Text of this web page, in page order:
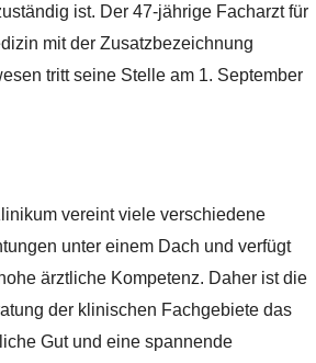
ist. Der 47-jährige Facharzt für
mit der Zusatzbezeichnung
tritt seine Stelle am 1. September
vereint viele verschiedene
unter einem Dach und verfügt
ärztliche Kompetenz. Daher ist die
der klinischen Fachgebiete das
Gut und eine spannende